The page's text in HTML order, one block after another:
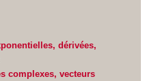
dérivées,
complexes, vecteurs